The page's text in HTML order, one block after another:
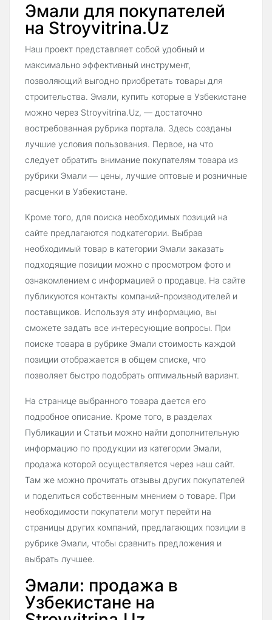
Эмали для покупателей
на Stroyvitrina.Uz
Наш проект представляет собой удобный и
максимально эффективный инструмент,
позволяющий выгодно приобретать товары для
строительства. Эмали, купить которые в Узбекистане
можно через Stroyvitrina.Uz, — достаточно
востребованная рубрика портала. Здесь созданы
лучшие условия пользования. Первое, на что
следует обратить внимание покупателям товара из
рубрики Эмали — цены, лучшие оптовые и розничные
расценки в Узбекистане.
Кроме того, для поиска необходимых позиций на
сайте предлагаются подкатегории. Выбрав
необходимый товар в категории Эмали заказать
подходящие позиции можно с просмотром фото и
ознакомлением с информацией о продавце. На сайте
публикуются контакты компаний-производителей и
поставщиков. Используя эту информацию, вы
сможете задать все интересующие вопросы. При
поиске товара в рубрике Эмали стоимость каждой
позиции отображается в общем списке, что
позволяет быстро подобрать оптимальный вариант.
На странице выбранного товара дается его
подробное описание. Кроме того, в разделах
Публикации и Статьи можно найти дополнительную
информацию по продукции из категории Эмали,
продажа которой осуществляется через наш сайт.
Там же можно прочитать отзывы других покупателей
и поделиться собственным мнением о товаре. При
необходимости покупатели могут перейти на
страницы других компаний, предлагающих позиции в
рубрике Эмали, чтобы сравнить предложения и
выбрать лучшее.
Эмали: продажа в
Узбекистане на